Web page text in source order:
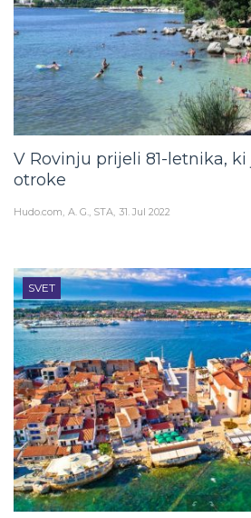
V Rovinju prijeli 81-letnika,
otroke
Hudo.com A. G., STA 31. Jul 2022
SVET